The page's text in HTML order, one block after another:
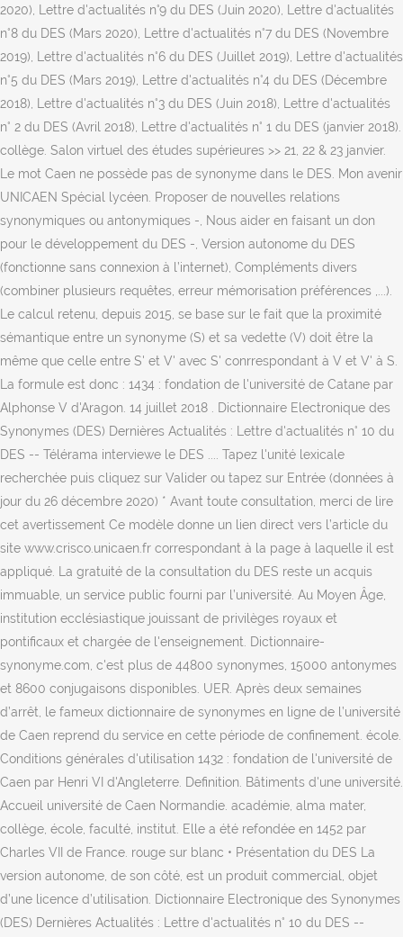
2020), Lettre d'actualités n°9 du DES (Juin 2020), Lettre d'actualités
n°8 du DES (Mars 2020), Lettre d'actualités n°7 du DES (Novembre
2019), Lettre d'actualités n°6 du DES (Juillet 2019), Lettre d'actualités
n°5 du DES (Mars 2019), Lettre d'actualités n°4 du DES (Décembre
2018), Lettre d'actualités n°3 du DES (Juin 2018), Lettre d'actualités
n° 2 du DES (Avril 2018), Lettre d'actualités n° 1 du DES (janvier 2018).
collège. Salon virtuel des études supérieures >> 21, 22 & 23 janvier.
Le mot Caen ne possède pas de synonyme dans le DES. Mon avenir
UNICAEN Spécial lycéen. Proposer de nouvelles relations
synonymiques ou antonymiques -, Nous aider en faisant un don
pour le développement du DES -, Version autonome du DES
(fonctionne sans connexion à l’internet), Compléments divers
(combiner plusieurs requêtes, erreur mémorisation préférences ,...).
Le calcul retenu, depuis 2015, se base sur le fait que la proximité
sémantique entre un synonyme (S) et sa vedette (V) doit être la
même que celle entre S' et V' avec S' conrrespondant à V et V' à S.
La formule est donc : 1434 : fondation de l'université de Catane par
Alphonse V d'Aragon. 14 juillet 2018 . Dictionnaire Electronique des
Synonymes (DES) Dernières Actualités : Lettre d'actualités n° 10 du
DES -- Télérama interviewe le DES .... Tapez l'unité lexicale
recherchée puis cliquez sur Valider ou tapez sur Entrée (données à
jour du 26 décembre 2020) * Avant toute consultation, merci de lire
cet avertissement Ce modèle donne un lien direct vers l’article du
site www.crisco.unicaen.fr correspondant à la page à laquelle il est
appliqué. La gratuité de la consultation du DES reste un acquis
immuable, un service public fourni par l’université. Au Moyen Âge,
institution ecclésiastique jouissant de privilèges royaux et
pontificaux et chargée de l'enseignement. Dictionnaire-
synonyme.com, c'est plus de 44800 synonymes, 15000 antonymes
et 8600 conjugaisons disponibles. UER. Après deux semaines
d’arrêt, le fameux dictionnaire de synonymes en ligne de l’université
de Caen reprend du service en cette période de confinement. école.
Conditions générales d'utilisation 1432 : fondation de l'université de
Caen par Henri VI d'Angleterre. Definition. Bâtiments d'une université.
Accueil université de Caen Normandie. académie, alma mater,
collège, école, faculté, institut. Elle a été refondée en 1452 par
Charles VII de France. rouge sur blanc • Présentation du DES La
version autonome, de son côté, est un produit commercial, objet
d’une licence d’utilisation. Dictionnaire Electronique des Synonymes
(DES) Dernières Actualités : Lettre d'actualités n° 10 du DES --